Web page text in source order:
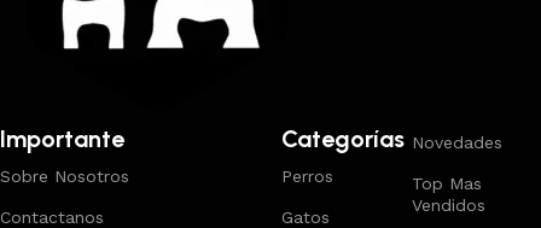
Importante
Sobre Nosotros
Contactanos
Categorías
Perros
Gatos
Novedades
Top Mas
Vendidos